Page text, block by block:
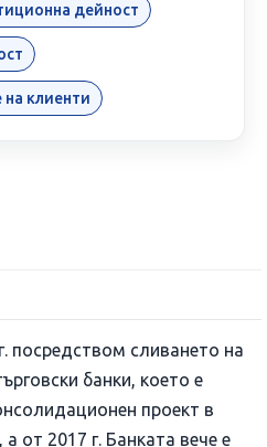
дейност
клиенти
посредством сливането на
банки, което е
проект в
от 2017 г. Банката вече е